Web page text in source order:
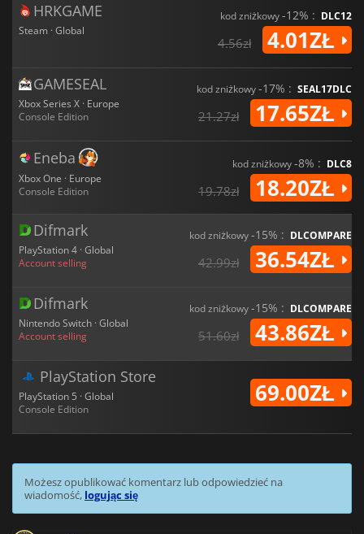
HRKGAME
Steam · Global
kod zniżkowy-12% : DLC12
4.56zł 4.01ZŁ
GAMESEAL
Xbox Series X · Europe
Console Edition
kod zniżkowy-17% : SEAL17DLC
21.27zł 17.65ZŁ
Eneba
Xbox One · Europe
Console Edition
kod zniżkowy-8% : DLC8
19.78zł 18.20ZŁ
Difmark
PlayStation 4 · Global
Account selling
kod zniżkowy-15% : DLCOMPARE
42.99zł 36.54ZŁ
Difmark
Nintendo Switch · Global
Account selling
kod zniżkowy-15% : DLCOMPARE
51.60zł 43.86ZŁ
PlayStation Store
PlayStation 5 · Global
Console Edition
69.00ZŁ
Możesz opublikować komentarz lub odpowiedzieć na
wiadomość, logując się